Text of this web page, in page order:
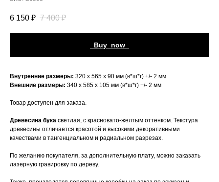
6 150 ₽ 7 400 ₽
_Buy_now_
Внутренние размеры: 320 х 565 х 90 мм (в*ш*г) +/- 2 мм
Внешние размеры: 340 х 585 х 105 мм (в*ш*г) +/- 2 мм
Товар доступен для заказа.
Древесина бука светлая, с красновато-желтым оттенком. Текстура
древесины отличается красотой и высокими декоративными
качествами в тангенциальном и радиальном разрезах.
По желанию покупателя, за дополнительную плату, можно заказать
лазерную гравировку по дереву.